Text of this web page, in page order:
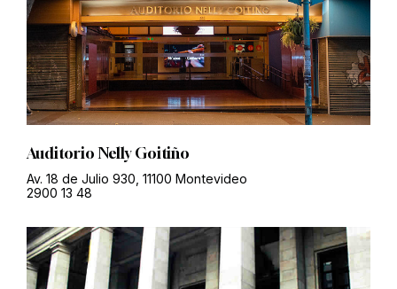
Auditorio Nelly Goitiño
Av. 18 de Julio 930, 11100 Montevideo
2900 13 48